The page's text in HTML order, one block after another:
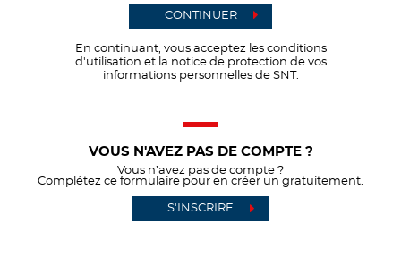
CONTINUER
En continuant, vous acceptez les conditions
d'utilisation et la notice de protection de vos
informations personnelles de SNT.
VOUS N'AVEZ PAS DE COMPTE ?
Vous n’avez pas de compte ?
Complétez ce formulaire pour en créer un gratuitement.
S'INSCRIRE